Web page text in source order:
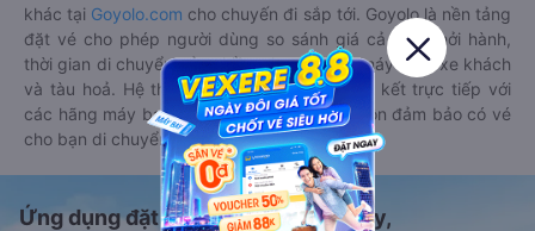
khác tại Goyolo.com cho chuyến đi sắp tới. Goyolo là nền tảng
đặt vé cho phép người dùng so sánh giá cả, giờ khởi hành,
thời gian di chuyển của nhiều phương tiện máy bay, xe khách
và tàu hoả. Hệ thống của Goyolo được liên kết trực tiếp với
các hãng máy bay, xe khách và tàu hoả, luôn đảm bảo có vé
cho bạn di chuyển.
Ứng dụng đặt vé Xe khách, Máy bay,